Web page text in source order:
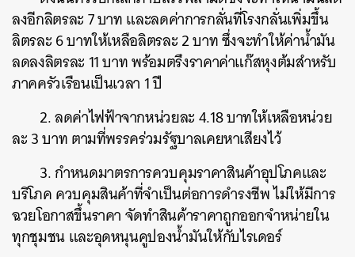
ลงอีกลิตรละ 7 บาท และลดค่าการกลั่นที่โรงกลั่นเพิ่มขึ้น
ลิตรละ 6 บาทให้เหลือลิตรละ 2 บาท ซึ่งจะทำให้ค่าน้ำมัน
ลดลงลิตรละ 11 บาท พร้อมตรึงราคาค่าแก๊สหุงต้มสำหรับ
ภาคครัวเรือนเป็นเวลา 1 ปี
2. ลดค่าไฟฟ้าจากหน่วยละ 4.18 บาทให้เหลือหน่วย
ละ 3 บาท ตามที่พรรคร่วมรัฐบาลเคยหาเสียงไว้
3. กำหนดมาตรการควบคุมราคาสินค้าอุปโภคและ
บริโภค ควบคุมสินค้าที่จำเป็นต่อการดำรงชีพ ไม่ให้มีการ
ฉวยโอกาสขึ้นราคา จัดทำสินค้าราคาถูกออกจำหน่ายใน
ทุกชุมชน และอุดหนุนคูปองน้ำมันให้กับไรเดอร์